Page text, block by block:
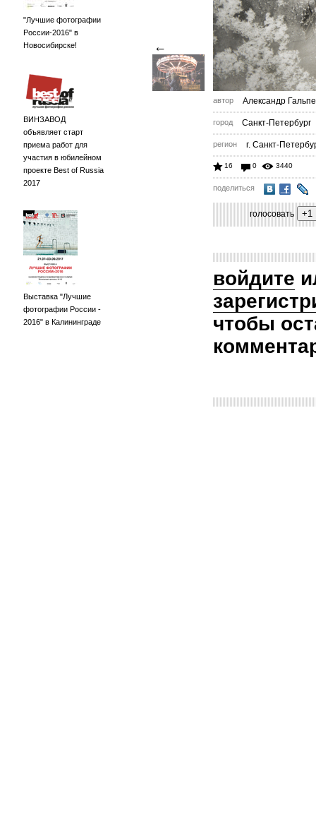
"Лучшие фотографии
России-2016" в
Новосибирске!
ВИНЗАВОД
объявляет старт
приема работ для
участия в юбилейном
проекте Best of Russia
2017
Выставка "Лучшие
фотографии России -
2016" в Калининграде
←
автор Александр
город Санкт-Петербург
регион г. Санкт-
16 0 3440
поделиться
голосовать
войдите
чтобы